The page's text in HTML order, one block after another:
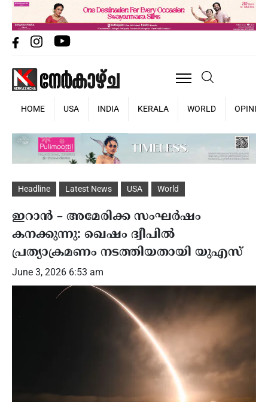
HOME USA INDIA KERALA WORLD OPINION
Headline Latest News USA World
ഇറാന്‍ – അമേരിക്ക സംഘര്‍ഷം
കനക്കുന്നു: ഖെഷം ദ്വീപില്‍
പ്രത്യാക്രമണം നടത്തിയതായി യുഎസ്
June 3, 2026 6:53 am